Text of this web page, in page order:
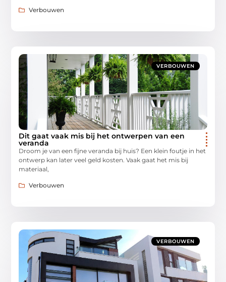
Verbouwen
VERBOUWEN
Dit gaat vaak mis bij het ontwerpen van een
veranda
Droom je van een fijne veranda bij huis? Een klein foutje in het
ontwerp kan later veel geld kosten. Vaak gaat het mis bij
materiaal,
Verbouwen
VERBOUWEN